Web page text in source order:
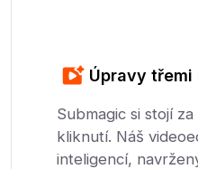
Úpravy třemi
Submagic si stojí
kliknutí. Náš
inteligencí,